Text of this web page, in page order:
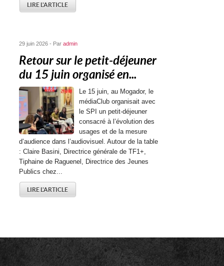
LIRE L'ARTICLE
29 juin 2026 - Paradmin
Retour sur le petit-déjeuner
du 15 juin organisé en...
Le 15 juin, au Mogador, le
médiaClub organisait avec
le SPI un petit-déjeuner
consacré à l’évolution des
usages et de la mesure
d’audience dans l’audiovisuel. Autour de la table
: Claire Basini, Directrice générale de TF1+,
Tiphaine de Raguenel, Directrice des Jeunes
Publics chez...
LIRE L'ARTICLE